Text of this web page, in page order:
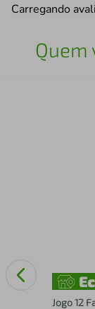
Carregando
Quem
Jogo 12